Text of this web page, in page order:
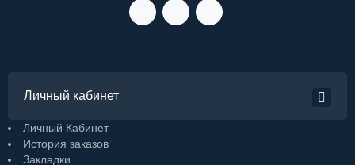
Личный кабинет
Личный Кабинет
История заказов
Закладки